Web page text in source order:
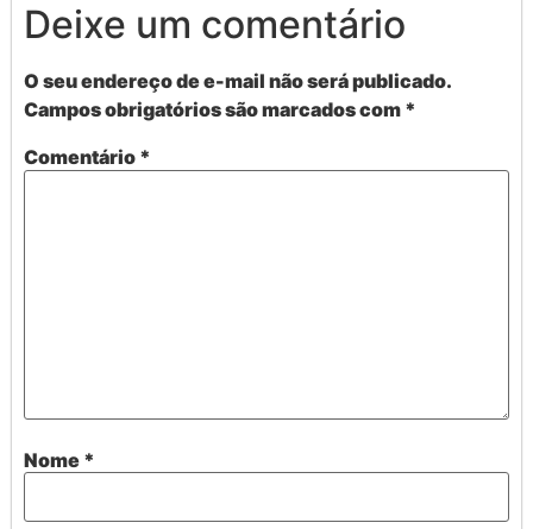
Deixe um comentário
O seu endereço de e-mail não será publicado.
Campos obrigatórios são marcados com *
Comentário *
Nome *